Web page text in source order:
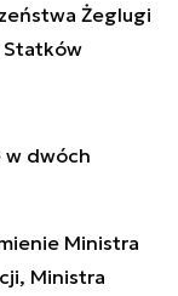
Żeglugi
Statków
w dwóch
Ministra
Ministra